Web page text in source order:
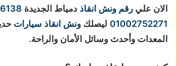
الان علي رقم ونش انقاذ دمياط الجديدة
01002752271 ليصلك ونش انقاذ سيارات
المعدات وأحدث وسائل الأمان والراحة.